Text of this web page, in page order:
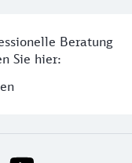
Beratung
Sie hier: